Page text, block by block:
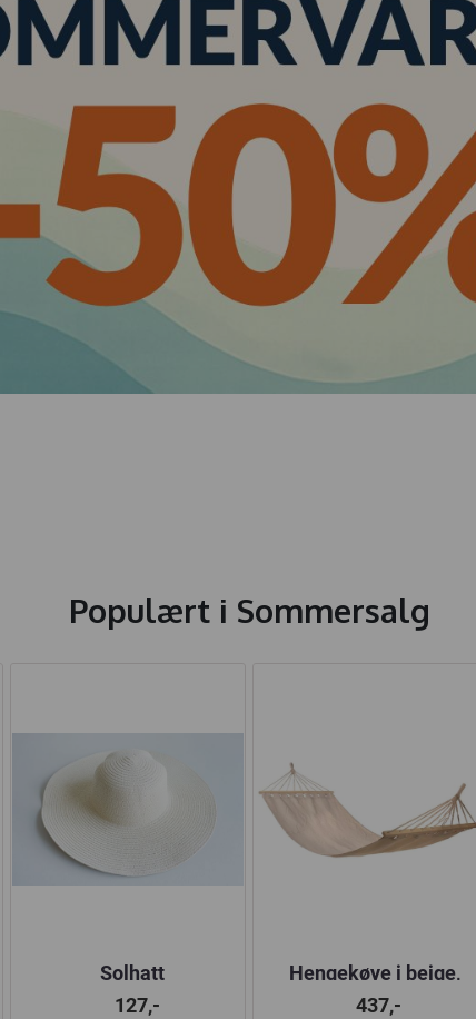
Populært i Sommersalg
Solhatt
127,-
Hengekøye i beige,
200x80 cm
437,-